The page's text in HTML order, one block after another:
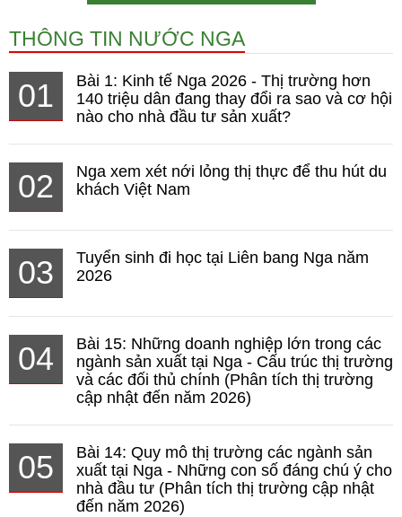
THÔNG TIN NƯỚC NGA
01
Bài 1: Kinh tế Nga 2026 - Thị trường hơn
140 triệu dân đang thay đổi ra sao và cơ hội
nào cho nhà đầu tư sản xuất?
02
Nga xem xét nới lỏng thị thực để thu hút du
khách Việt Nam
03
Tuyển sinh đi học tại Liên bang Nga năm
2026
04
Bài 15: Những doanh nghiệp lớn trong các
ngành sản xuất tại Nga - Cấu trúc thị trường
và các đối thủ chính (Phân tích thị trường
cập nhật đến năm 2026)
05
Bài 14: Quy mô thị trường các ngành sản
xuất tại Nga - Những con số đáng chú ý cho
nhà đầu tư (Phân tích thị trường cập nhật
đến năm 2026)